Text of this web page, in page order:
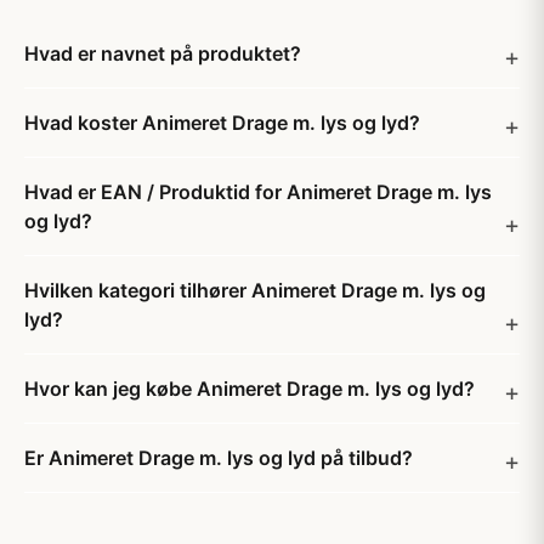
Hvad er navnet på produktet?
Hvad koster Animeret Drage m. lys og lyd?
Hvad er EAN / Produktid for Animeret Drage m. lys
og lyd?
Hvilken kategori tilhører Animeret Drage m. lys og
lyd?
Hvor kan jeg købe Animeret Drage m. lys og lyd?
Er Animeret Drage m. lys og lyd på tilbud?